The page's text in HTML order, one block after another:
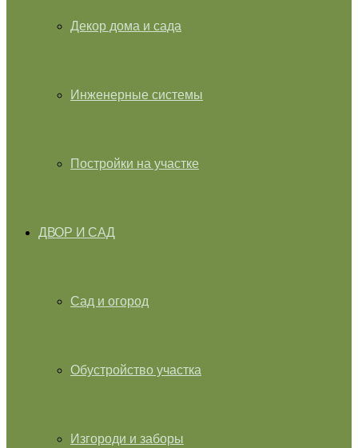
Декор дома и сада
Инженерные системы
Постройки на участке
ДВОР И САД
Сад и огород
Обустройство участка
Изгороди и заборы